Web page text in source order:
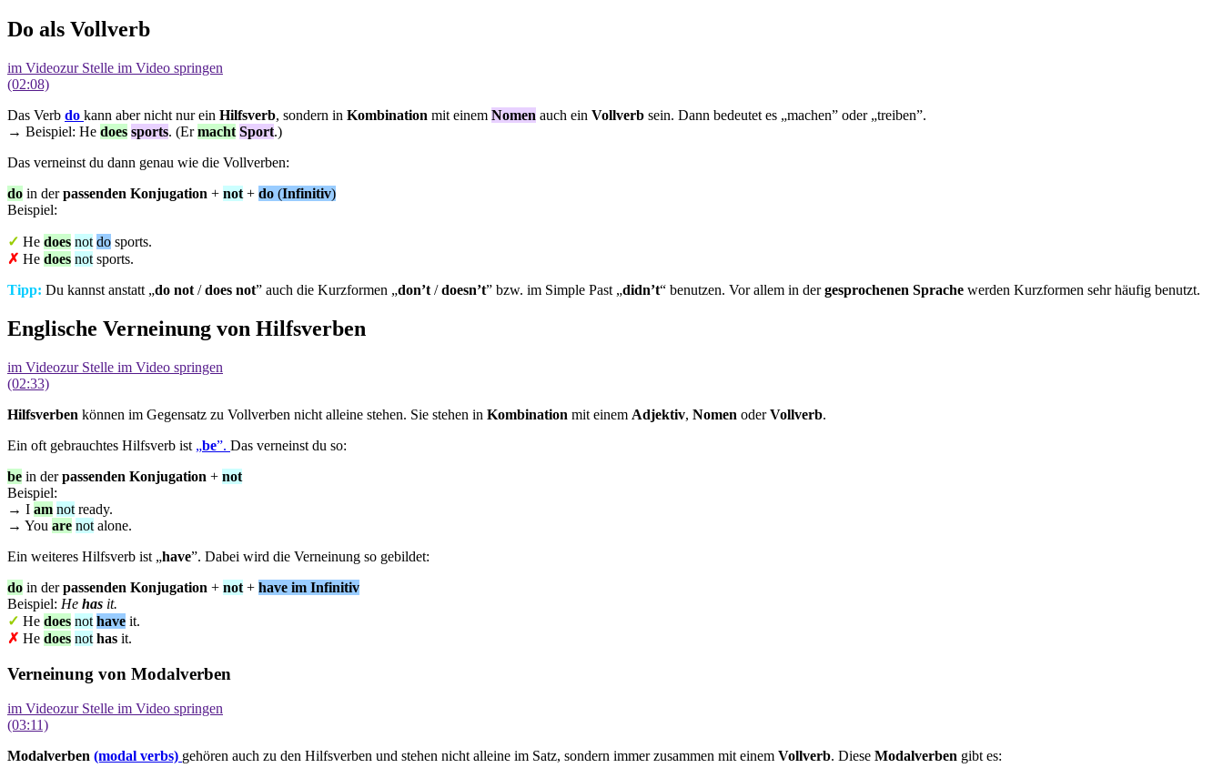
Do als Vollverb
im Videozur Stelle im Video springen
(02:08)
Das Verb do kann aber nicht nur ein Hilfsverb, sondern in Kombination mit einem Nomen auch ein Vollverb sein. Dann bedeutet es „machen” oder „treiben”.
→ Beispiel: He does sports. (Ermacht Sport.)
Das verneinst du dann genau wie die Vollverben:
do in derpassenden Konjugation + not + do (Infinitiv)
Beispiel:
✓ He does not do sports.
✗ He does not sports.
Tipp: Du kannst anstatt „do not /does not” auch die Kurzformen „don’t /doesn’t” bzw. im Simple Past „didn’t“ benutzen. Vor allem in dergesprochenen Sprache werden Kurzformen sehr häufig benutzt.
Englische Verneinung von Hilfsverben
im Videozur Stelle im Video springen
(02:33)
Hilfsverben können im Gegensatz zu Vollverben nicht alleine stehen. Sie stehen in Kombination mit einem Adjektiv, Nomen oderVollverb.
Ein oft gebrauchtes Hilfsverb ist „be”. Das verneinst du so:
be in derpassenden Konjugation + not
Beispiel:
→ I am not ready.
→ You are not alone.
Ein weiteres Hilfsverb ist „have”. Dabei wird die Verneinung so gebildet:
do in derpassenden Konjugation + not + have im Infinitiv
Beispiel: He has it.
✓ He does not have it.
✗ He does not has it.
Verneinung von Modalverben
im Videozur Stelle im Video springen
(03:11)
Modalverben (modal verbs) gehören auch zu den Hilfsverben und stehen nicht alleine im Satz, sondern immer zusammen mit einem Vollverb. Diese Modalverben gibt es: